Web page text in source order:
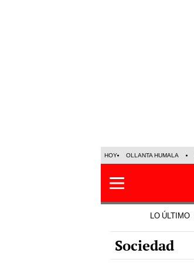
HOY OLLANTA HUMALA
LO ÚLTIMO
Sociedad